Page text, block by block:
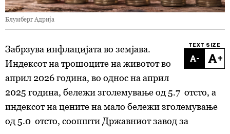
Блумберг Адрија
TEXT SIZE
- +
Забрзува инфлацијата во земјава.
Индексот на трошоците на животот во
април 2026 година, во однос на април
2025 година, бележи зголемување од 5.7 отсто, а
индексот на цените на мало бележи зголемување
од 5.0 отсто, соопшти Државниот завод за